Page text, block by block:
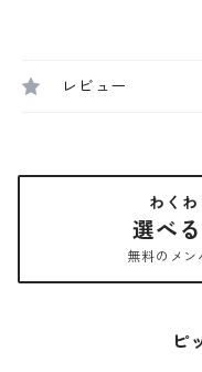
レビュー
わく
選べ
無料のメン
ピ